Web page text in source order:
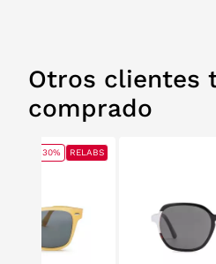
Otros clientes
comprado
30% RELABS